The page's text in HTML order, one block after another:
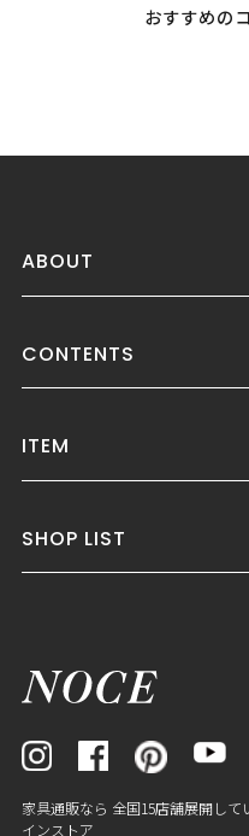
おすすめの
ABOUT
CONTENTS
ITEM
SHOP LIST
家具通販なら 全国15店舗展開し
インストア